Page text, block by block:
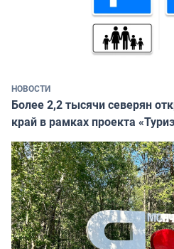
НОВОСТИ
Более 2,2 тысячи северян
край в рамках проекта